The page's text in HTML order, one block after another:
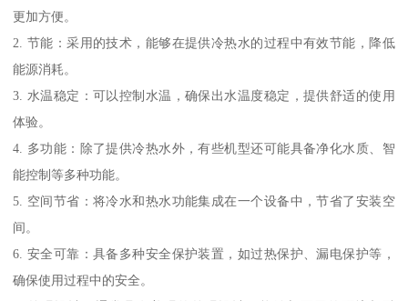
更加方便。
2. 节能：采用的技术，能够在提供冷热水的过程中有效节能，降低
能源消耗。
3. 水温稳定：可以控制水温，确保出水温度稳定，提供舒适的使用
体验。
4. 多功能：除了提供冷热水外，有些机型还可能具备净化水质、智
能控制等多种功能。
5. 空间节省：将冷水和热水功能集成在一个设备中，节省了安装空
间。
6. 安全可靠：具备多种安全保护装置，如过热保护、漏电保护等，
确保使用过程中的安全。